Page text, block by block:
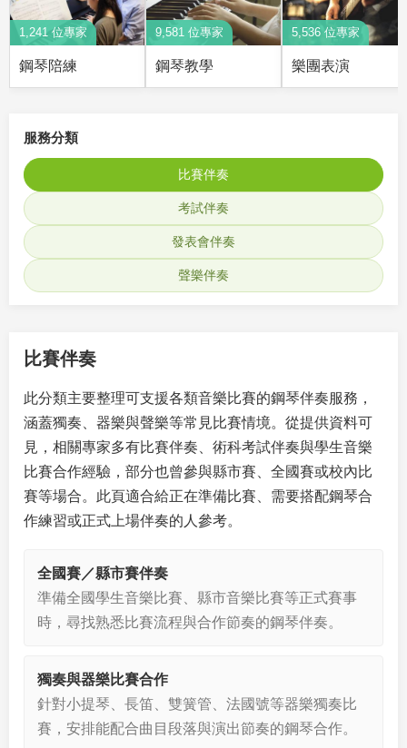
1,241 位專家
鋼琴陪練
9,581 位專家
鋼琴教學
5,536 位專家
樂團表演
服務分類
比賽伴奏
考試伴奏
發表會伴奏
聲樂伴奏
比賽伴奏
此分類主要整理可支援各類音樂比賽的鋼琴伴奏服務，
涵蓋獨奏、器樂與聲樂等常見比賽情境。從提供資料可
見，相關專家多有比賽伴奏、術科考試伴奏與學生音樂
比賽合作經驗，部分也曾參與縣市賽、全國賽或校內比
賽等場合。此頁適合給正在準備比賽、需要搭配鋼琴合
作練習或正式上場伴奏的人參考。
全國賽／縣市賽伴奏
準備全國學生音樂比賽、縣市音樂比賽等正式賽事
時，尋找熟悉比賽流程與合作節奏的鋼琴伴奏。
獨奏與器樂比賽合作
針對小提琴、長笛、雙簧管、法國號等器樂獨奏比
賽，安排能配合曲目段落與演出節奏的鋼琴合作。